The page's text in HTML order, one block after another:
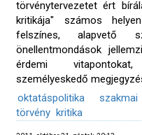
törvénytervezetet ért
kritikája" számos
felszínes, alapvető
önellentmondások
érdemi
személyeskedő
oktatáspolitika
törvény kritika